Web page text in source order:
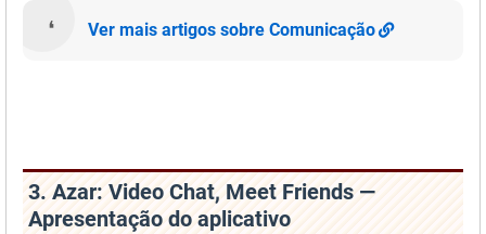
Ver mais artigos sobre Comunicação
3. Azar: Video Chat, Meet Friends —
Apresentação do aplicativo